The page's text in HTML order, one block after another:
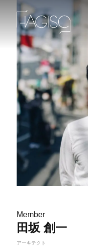
Member
田坂 創一
アーキテクト